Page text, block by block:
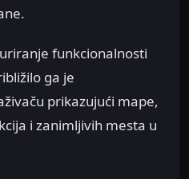
funkcionalnosti
ga je
prikazujući mape,
i zanimljivih mesta u